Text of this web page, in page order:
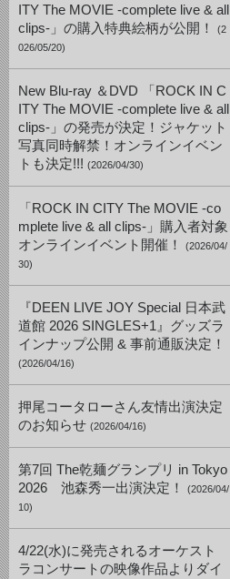
ITY The MOVIE -complete live & all
clips-」の購入特典絵柄が公開！
(2
026/05/20)
New Blu-ray ＆DVD 「ROCK IN C
ITY The MOVIE -complete live & all
clips-」の発売が決定！ジャケット
写真同時解禁！オンラインイベン
トも決定!!! (2026/04/30)
「ROCK IN CITY The MOVIE -co
mplete live & all clips-」購入者対象
オンラインイベント開催！
(2026/04/
30)
『DEEN LIVE JOY Special 日本武
道館 2026 SINGLES+1』グッズラ
インナップ公開 & 事前通販決定！
(2026/04/16)
押尾コータローさん友情出演決定
のお知らせ (2026/04/16)
第7回 The乾麺グランプリ in Tokyo
2026 池森秀一出演決定！
(2026/04/
10)
4/22(水)に発売されるオーケスト
ラコンサートの映像作品よりダイ